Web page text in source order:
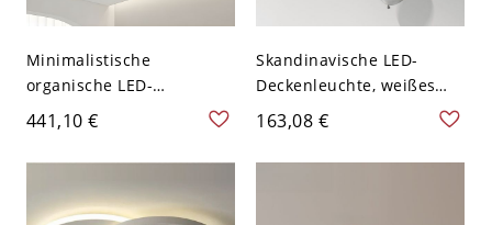
Minimalistische
organische LED-
Deckenleuchte,
geschichtete Kiesel-
Deckenleuchte mit
110V-120V 109,22 cm
441,10 €
Skandinavische LED-
Deckenleuchte, weißes
Schicht-Ring-Design für
Schlafzimmer Lounge -
46,99 cm 110V-120V
163,08 €